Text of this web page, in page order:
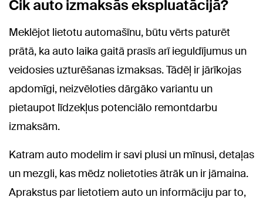
Cik auto izmaksās ekspluatācijā?
Meklējot lietotu automašīnu, būtu vērts paturēt
prātā, ka auto laika gaitā prasīs arī ieguldījumus un
veidosies uzturēšanas izmaksas. Tādēļ ir jārīkojas
apdomīgi, neizvēloties dārgāko variantu un
pietaupot līdzekļus potenciālo remontdarbu
izmaksām.
Katram auto modelim ir savi plusi un mīnusi, detaļas
un mezgli, kas mēdz nolietoties ātrāk un ir jāmaina.
Aprakstus par lietotiem auto un informāciju par to,